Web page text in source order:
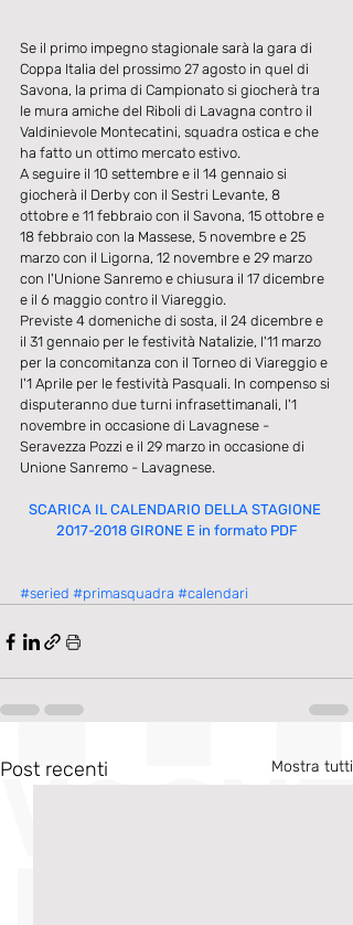
Se il primo impegno stagionale sarà la gara di
Coppa Italia del prossimo 27 agosto in quel di
Savona, la prima di Campionato si giocherà tra
le mura amiche del Riboli di Lavagna contro il
Valdinievole Montecatini, squadra ostica e che
ha fatto un ottimo mercato estivo.
A seguire il 10 settembre e il 14 gennaio si
giocherà il Derby con il Sestri Levante, 8
ottobre e 11 febbraio con il Savona, 15 ottobre e
18 febbraio con la Massese, 5 novembre e 25
marzo con il Ligorna, 12 novembre e 29 marzo
con l'Unione Sanremo e chiusura il 17 dicembre
e il 6 maggio contro il Viareggio.
Previste 4 domeniche di sosta, il 24 dicembre e
il 31 gennaio per le festività Natalizie, l'11 marzo
per la concomitanza con il Torneo di Viareggio e
l'1 Aprile per le festività Pasquali. In compenso si
disputeranno due turni infrasettimanali, l'1
novembre in occasione di Lavagnese -
Seravezza Pozzi e il 29 marzo in occasione di
Unione Sanremo - Lavagnese.
SCARICA IL CALENDARIO DELLA STAGIONE
2017-2018 GIRONE E in formato PDF
#seried #primasquadra #calendari
Post recenti Mostra tutti